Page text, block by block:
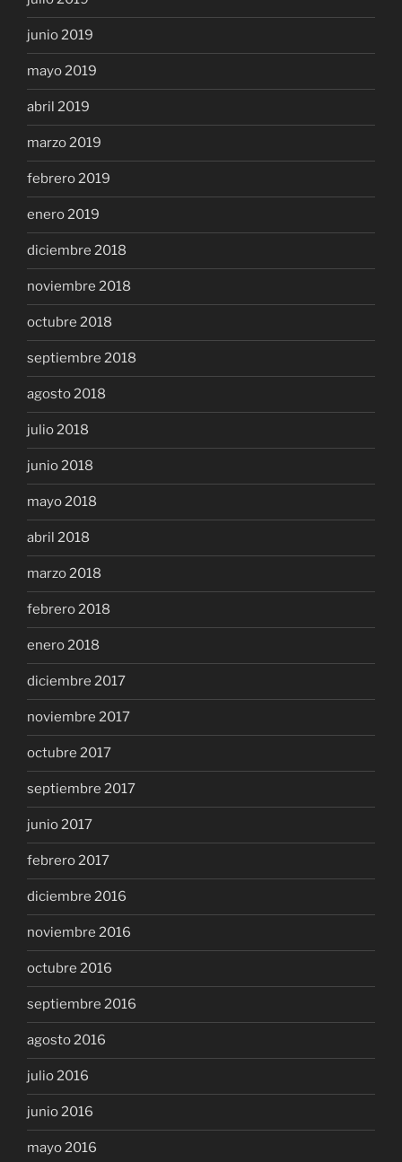
junio 2019
mayo 2019
abril 2019
marzo 2019
febrero 2019
enero 2019
diciembre 2018
noviembre 2018
octubre 2018
septiembre 2018
agosto 2018
julio 2018
junio 2018
mayo 2018
abril 2018
marzo 2018
febrero 2018
enero 2018
diciembre 2017
noviembre 2017
octubre 2017
septiembre 2017
junio 2017
febrero 2017
diciembre 2016
noviembre 2016
octubre 2016
septiembre 2016
agosto 2016
julio 2016
junio 2016
mayo 2016